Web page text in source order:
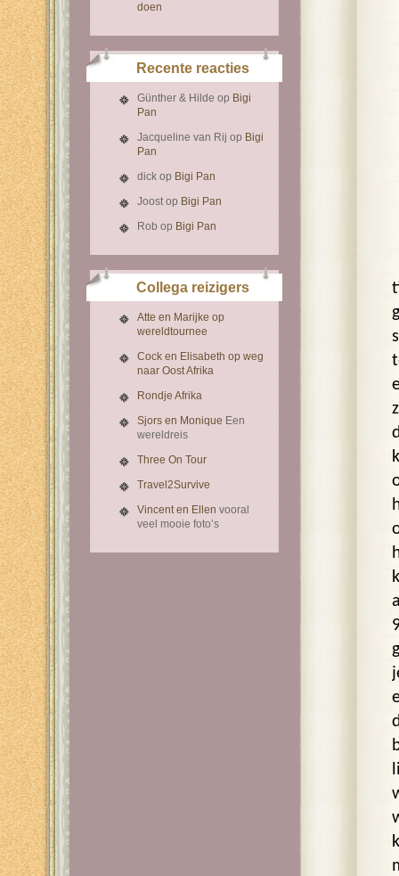
doen
Recente reacties
Günther & Hilde op Bigi
Pan
Jacqueline van Rij op Bigi
Pan
dick op Bigi Pan
Joostop Bigi Pan
Rob op Bigi Pan
Collega reizigers
Atte en Marijke op
wereldtournee
Cock en Elisabeth op weg
naar Oost Afrika
Rondje Afrika
Sjors en Monique Een
wereldreis
Three On Tour
Travel2Survive
Vincent en Ellen vooral
veel mooie foto’s